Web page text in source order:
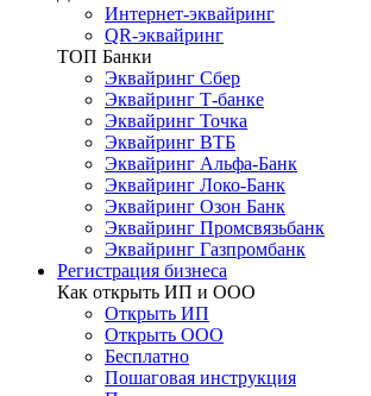
Интернет-эквайринг
QR-эквайринг
ТОП Банки
Эквайринг Сбер
Эквайринг Т-банке
Эквайринг Точка
Эквайринг ВТБ
Эквайринг Альфа-Банк
Эквайринг Локо-Банк
Эквайринг Озон Банк
Эквайринг Промсвязьбанк
Эквайринг Газпромбанк
Регистрация бизнеса
Как открыть ИП и ООО
Открыть ИП
Открыть ООО
Бесплатно
Пошаговая инструкция